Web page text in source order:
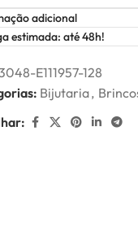
adicional
estimada: até 48h!
E111957-128
Bijutaria,